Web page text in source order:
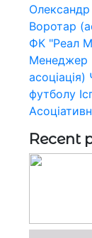
Воротар
ФК "Реал
Менеджер
асоціація)
футболу
Recent